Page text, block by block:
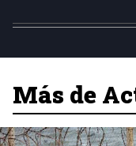
Más de